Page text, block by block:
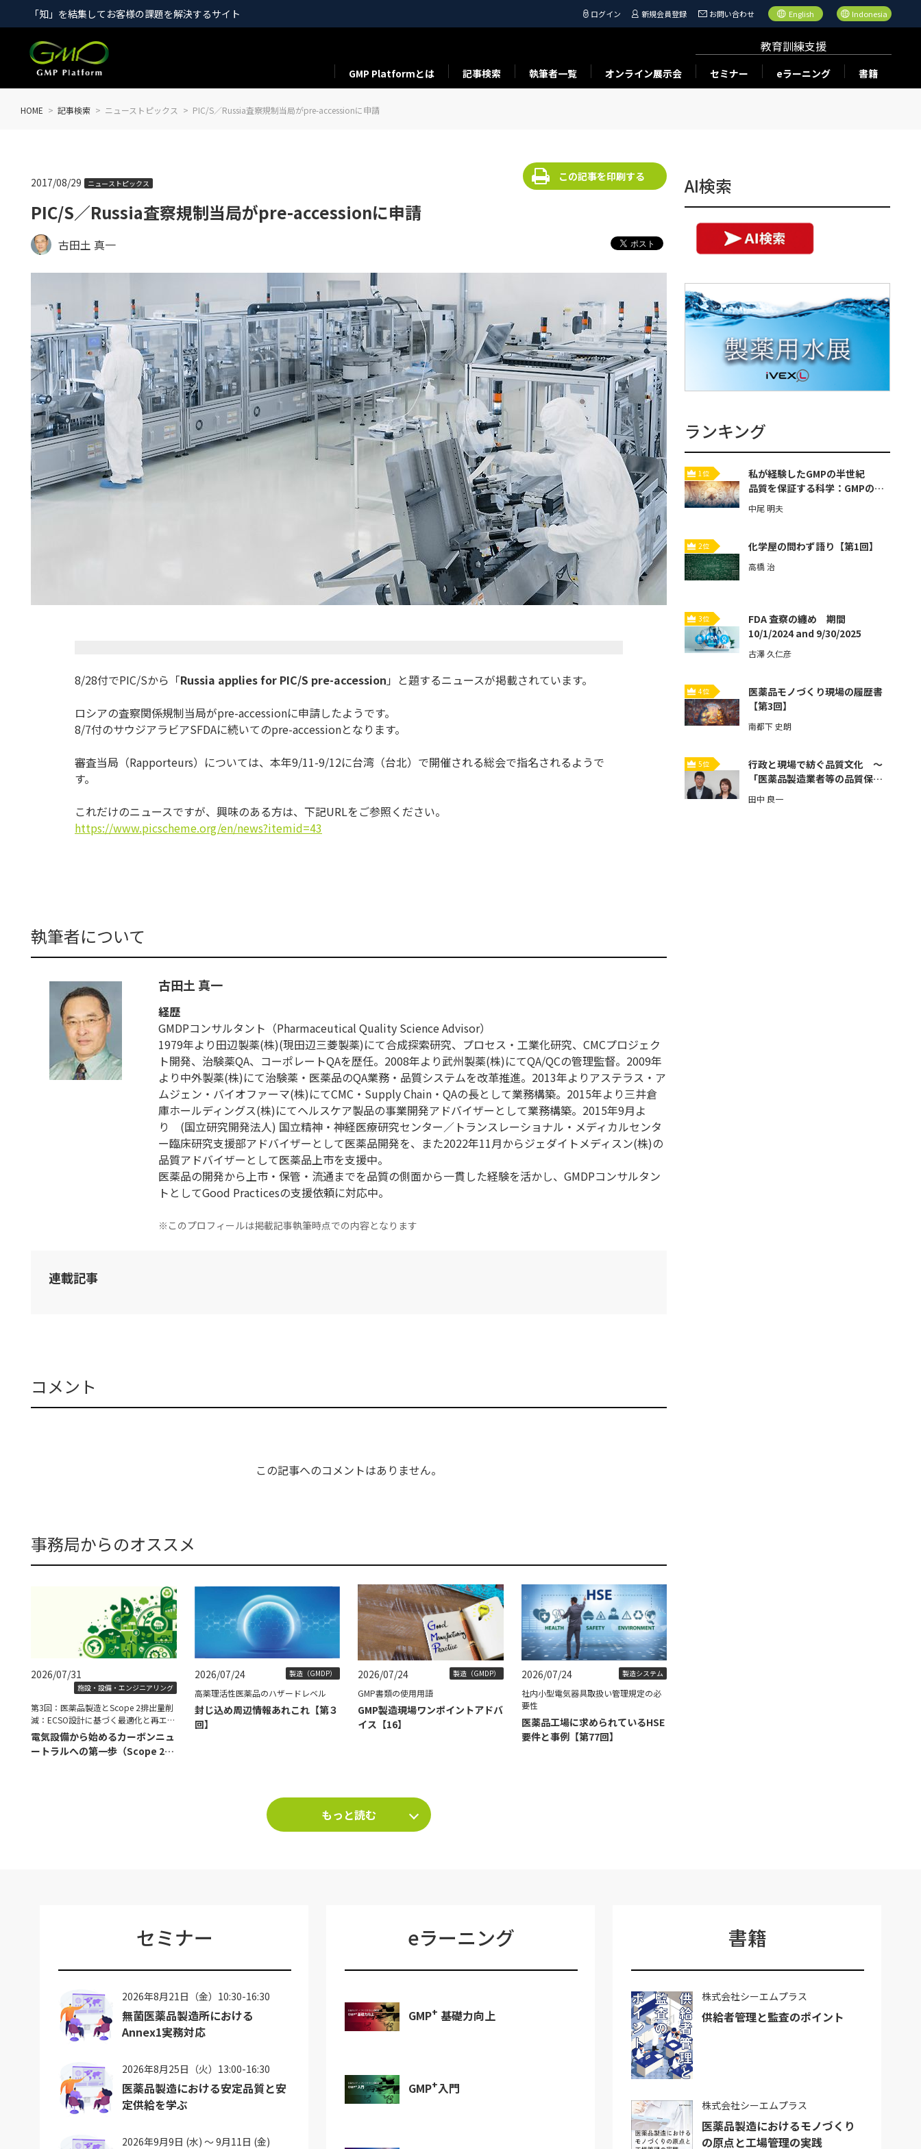
「知」を結集してお客様の課題を解決するサイト ログイン 新規会員登録 お問い合わせ English Indonesia
GMP Platformとは 記事検索 執筆者一覧 オンライン展示会
教育訓練支援
セミナー eラーニング 書籍
HOME 記事検索 ニューストピックス PIC/S／Russia査察規制当局がpre-accessionに申請
PIC/S／Russia査察規制当局がpre-accessionに申請
2017/08/29 ニューストピックス
この記事を印刷する
古田土 真一
8/28付でPIC/Sから「Russia applies for PIC/S pre-accession 」 と題するニュースが掲載されています。
ロシアの査察関係規制当局がpre-accessionに申請したようです。
8/7付のサウジアラビアSFDAに続いてのpre-accessionとなります。
審査当局（Rapporteurs）については、本年9/11-9/12に台湾（台北）で開催される総会で指名されるようで
す。
これだけのニュースですが、興味のある方は、下記URLをご参照ください。
https://www.picscheme.org/en/news?itemid=43
執筆者について
古田土 真一
経歴
GMDPコンサルタント（Pharmaceutical Quality Science Advisor）
1979年より田辺製薬(株)(現田辺三菱製薬)にて合成探索研究、プロセス・工業化研究、CMCプロジェク
ト開発、治験薬QA、コーポレートQAを歴任。2008年より武州製薬(株)にてQA/QCの管理監督。2009年
より中外製薬(株)にて治験薬・医薬品のQA業務・品質システムを改革推進。2013年よりアステラス・ア
ムジェン・バイオファーマ(株)にてCMC・Supply Chain・QAの長として業務構築。2015年より三井倉
庫ホールディングス(株)にてヘルスケア製品の事業開発アドバイザーとして業務構築。2015年9月よ
り (国立研究開発法人) 国立精神・神経医療研究センター／トランスレーショナル・メディカルセンタ
ー臨床研究支援部アドバイザーとして医薬品開発を、また2022年11月からジェダイトメディスン(株)の
品質アドバイザーとして医薬品上市を支援中。
医薬品の開発から上市・保管・流通までを品質の側面から一貫した経験を活かし、GMDPコンサルタン
トとしてGood Practicesの支援依頼に対応中。
※このプロフィールは掲載記事執筆時点での内容となります
連載記事
コメント
この記事へのコメントはありません。
事務局からのオススメ
2026/07/31
施設・設備・エンジニアリング
第3回：医薬品製造とScope 2排出量削
減：ECSO設計に基づく最適化と再エネ
導入の具体策
電気設備から始めるカーボンニュ
ートラルへの第一歩（Scope 2削
2026/07/24 製造（GMDP）
高薬理活性医薬品のハザードレベル
封じ込め周辺情報あれこれ【第３
回】
2026/07/24 製造（GMDP）
GMP書類の使用用語
GMP製造現場ワンポイントアドバ
イス【16】
2026/07/24 製造システム
社内小型電気器具取扱い管理規定の必
要性
医薬品工場に求められているHSE
要件と事例【第77回】
もっと読む
AI検索
ランキング
1位
私が経験したGMPの半世紀
品質を保証する科学：GMPの歴
史と本質【第3回】
中尾 明夫
2位 化学屋の問わず語り【第1回】
高橋 治
3位
FDA 査察の纏め 期間
10/1/2024 and 9/30/2025
古澤 久仁彦
4位
医薬品モノづくり現場の履歴書
【第3回】
南都下 史朗
5位
行政と現場で紡ぐ品質文化 ～
「医薬品製造業者等の品質保証
体制強化」とその先へ～【第3
回】
田中 良一
セミナー
2026年8月21日（金）10:30-16:30
無菌医薬品製造所における
Annex1実務対応
2026年8月25日（火）13:00-16:30
医薬品製造における安定品質と安
定供給を学ぶ
2026年9月9日 (水) ～ 9月11日 (金)
eラーニング
GMP+ 基礎力向上
GMP+入門
書籍
株式会社シーエムプラス
供給者管理と監査のポイント
株式会社シーエムプラス
医薬品製造におけるモノづくり
の原点と工場管理の実践